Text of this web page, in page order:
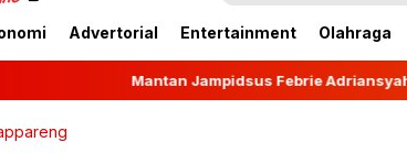
Advertorial Entertainment Olahraga
Febrie Adriansyah Resmi Ditahan di Rutan KPK